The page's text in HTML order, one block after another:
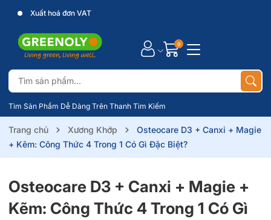
Xuất hoá đơn VAT
Tìm Sản Phẩm Dễ Dàng Trên Thanh Tìm Kiếm
0
Trang chủ Xương Khớp
Osteocare D3 + Canxi + Magie
+ Kẽm: Công Thức 4 Trong 1 Có Gì Đặc Biệt?
Osteocare D3 + Canxi + Magie +
Kẽm: Công Thức 4 Trong 1 Có Gì